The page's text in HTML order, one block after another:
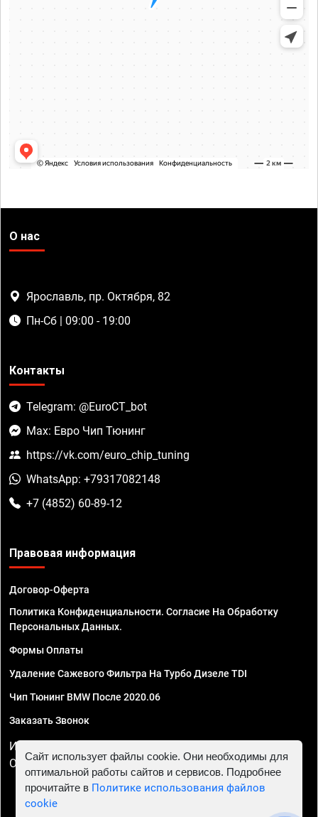
О нас
Ярославль, пр. Октября, 82
Пн-Сб | 09:00 - 19:00
Контакты
Telegram: @EuroCT_bot
Max: Евро Чип Тюнинг
https://vk.com/euro_chip_tuning
WhatsApp: +79317082148
+7 (4852) 60-89-12
Правовая информация
Договор-Оферта
Политика Конфиденциальности. Согласие На Обработку
Персональных Данных.
Формы Оплаты
Удаление Сажевого Фильтра На Турбо Дизеле TDI
Чип Тюнинг BMW После 2020.06
Заказать Звонок
ИП Смирнов Георгий Павлович. ИНН 781302555843,
ОГРНИП 324470400032610
Сайт использует файлы cookie. Они необходимы для
оптимальной работы сайтов и сервисов. Подробнее
прочитайте в Политике использования файлов
cookie